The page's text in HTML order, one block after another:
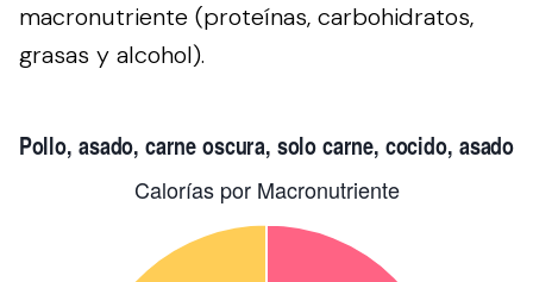
macronutriente (proteínas, carbohidratos,
grasas y alcohol).